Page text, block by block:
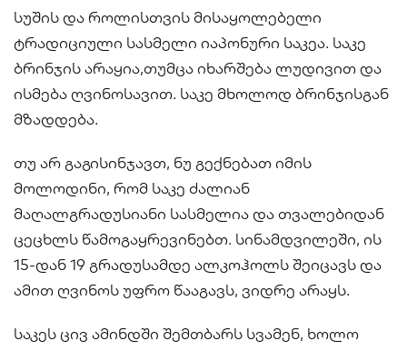
სუშის და როლისთვის მისაყოლებელი
ტრადიციული სასმელი იაპონური საკეა. საკე
ბრინჯის არაყია,თუმცა იხარშება ლუდივით და
ისმება ღვინოსავით. საკე მხოლოდ ბრინჯისგან
მზადდება.
თუ არ გაგისინჯავთ, ნუ გექნებათ იმის
მოლოდინი, რომ საკე ძალიან
მაღალგრადუსიანი სასმელია და თვალებიდან
ცეცხლს წამოგაყრევინებთ. სინამდვილეში, ის
15-დან 19 გრადუსამდე ალკოჰოლს შეიცავს და
ამით ღვინოს უფრო წააგავს, ვიდრე არაყს.
საკეს ცივ ამინდში შემთბარს სვამენ, ხოლო